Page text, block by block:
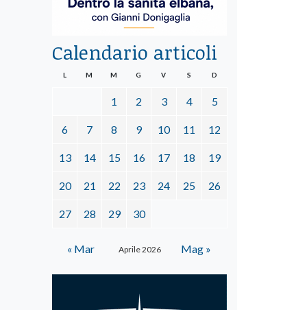
Calendario articoli
Aprile 2026
L M M G V S D
1 2 3 4 5
6 7 8 9 10 11 12
13 14 15 16 17 18 19
20 21 22 23 24 25 26
27 28 29 30
« Mar Mag »